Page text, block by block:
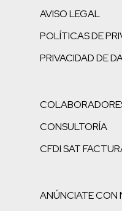
AVISO LEGAL
POLÍTICAS DE
PRIVACIDAD DE
CONSULTORÍA
CFDI SAT
ANÚNCIATE CON